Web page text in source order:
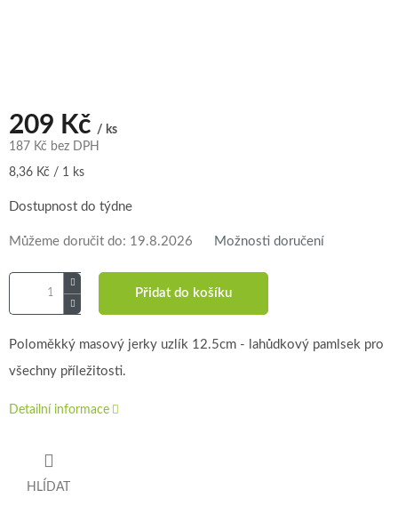
209 Kč / ks
187 Kč bez DPH
Měrná
8,36 Kč / 1 ks
Dostupnost do týdne
Můžeme doručit do: 19.8.2026 Možnosti doručení
Přidat do košíku
Poloměkký masový jerky uzlík 12.5cm - lahůdkový pamlsek pro
všechny příležitosti.
Detailní informace
HLÍDAT